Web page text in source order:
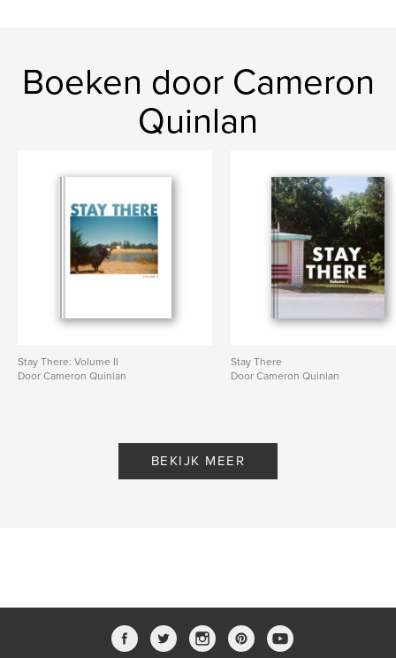
Boeken door Cameron
Quinlan
Stay There: Volume II
Door Cameron Quinlan
Stay There
Door Cameron Quinlan
BEKIJK MEER